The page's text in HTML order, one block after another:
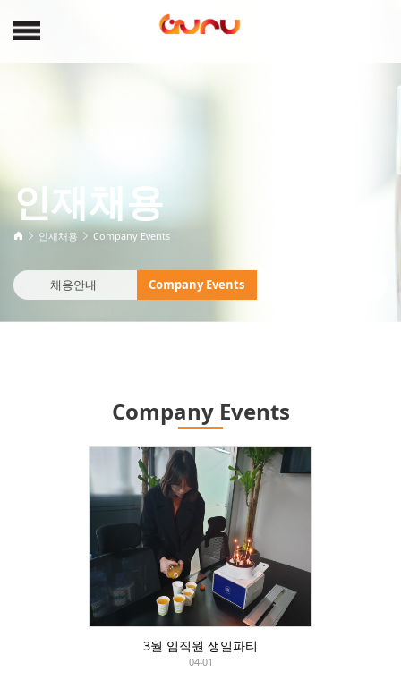
인재채용
인재채용 Company Events
채용안내 Company Events
Company Events
3월 임직원 생일파티
04-01